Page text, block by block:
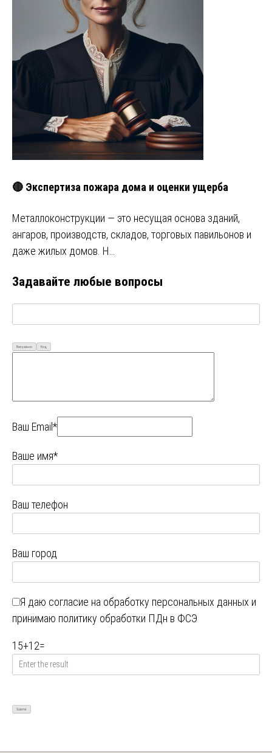
🔴 Экспертиза пожара дома и оценки ущерба
Металлоконструкции — это несущая основа зданий,
ангаров, производств, складов, торговых павильонов и
даже жилых домов. Н…
Задавайте любые вопросы
Визуально Код
Ваш Email*
Ваше имя*
Ваш телефон
Ваш город
Я даю согласие на обработку персональных данных и
принимаю политику обработки ПДн в ФСЭ
15+12=